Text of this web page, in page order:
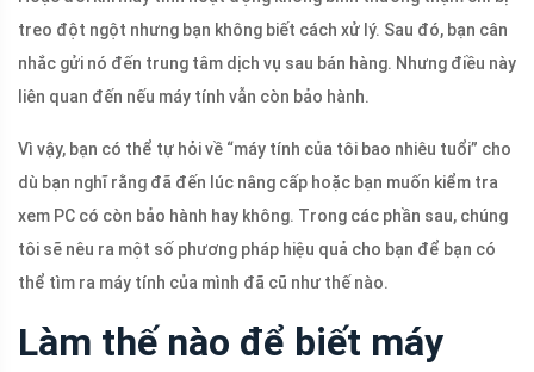
treo đột ngột nhưng bạn không biết cách xử lý. Sau đó, bạn cân
nhắc gửi nó đến trung tâm dịch vụ sau bán hàng. Nhưng điều này
liên quan đến nếu máy tính vẫn còn bảo hành.
Vì vậy, bạn có thể tự hỏi về “máy tính của tôi bao nhiêu tuổi” cho
dù bạn nghĩ rằng đã đến lúc nâng cấp hoặc bạn muốn kiểm tra
xem PC có còn bảo hành hay không. Trong các phần sau, chúng
tôi sẽ nêu ra một số phương pháp hiệu quả cho bạn để bạn có
thể tìm ra máy tính của mình đã cũ như thế nào.
Làm thế nào để biết máy